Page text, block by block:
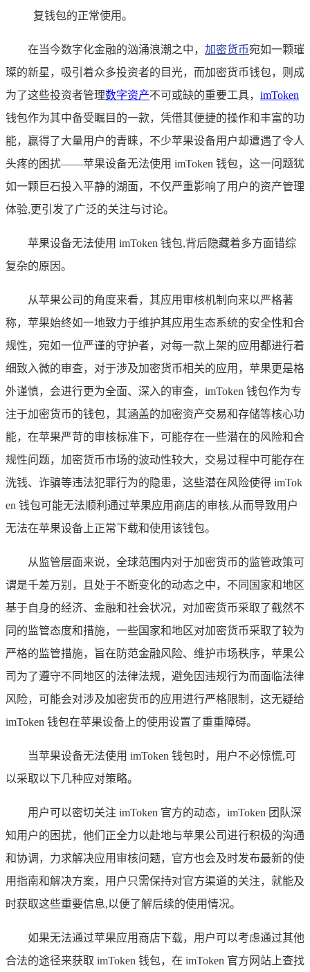
复钱包的正常使用。
在当今数字化金融的汹涌浪潮之中， 加密货币宛如一颗璀
璨的新星，吸引着众多投资者的目光，而加密货币钱包，则成
为了这些投资者管理数字资产不可或缺的重要工具， imToken
钱包作为其中备受瞩目的一款，凭借其便捷的操作和丰富的功
能，赢得了大量用户的青睐，不少苹果设备用户却遭遇了令人
头疼的困扰——苹果设备无法使用 imToken 钱包，这一问题犹
如一颗巨石投入平静的湖面，不仅严重影响了用户的资产管理
体验,更引发了广泛的关注与讨论。
苹果设备无法使用 imToken 钱包,背后隐藏着多方面错综
复杂的原因。
从苹果公司的角度来看，其应用审核机制向来以严格著
称，苹果始终如一地致力于维护其应用生态系统的安全性和合
规性，宛如一位严谨的守护者，对每一款上架的应用都进行着
细致入微的审查，对于涉及加密货币相关的应用，苹果更是格
外谨慎，会进行更为全面、深入的审查，imToken 钱包作为专
注于加密货币的钱包，其涵盖的加密资产交易和存储等核心功
能，在苹果严苛的审核标准下，可能存在一些潜在的风险和合
规性问题，加密货币市场的波动性较大，交易过程中可能存在
洗钱、诈骗等违法犯罪行为的隐患，这些潜在风险使得 imTok
en 钱包可能无法顺利通过苹果应用商店的审核,从而导致用户
无法在苹果设备上正常下载和使用该钱包。
从监管层面来说，全球范围内对于加密货币的监管政策可
谓是千差万别，且处于不断变化的动态之中，不同国家和地区
基于自身的经济、金融和社会状况，对加密货币采取了截然不
同的监管态度和措施，一些国家和地区对加密货币采取了较为
严格的监管措施，旨在防范金融风险、维护市场秩序，苹果公
司为了遵守不同地区的法律法规，避免因违规行为而面临法律
风险，可能会对涉及加密货币的应用进行严格限制，这无疑给
imToken 钱包在苹果设备上的使用设置了重重障碍。
当苹果设备无法使用 imToken 钱包时，用户不必惊慌,可
以采取以下几种应对策略。
用户可以密切关注 imToken 官方的动态，imToken 团队深
知用户的困扰，他们正全力以赴地与苹果公司进行积极的沟通
和协调，力求解决应用审核问题，官方也会及时发布最新的使
用指南和解决方案，用户只需保持对官方渠道的关注，就能及
时获取这些重要信息,以便了解后续的使用情况。
如果无法通过苹果应用商店下载，用户可以考虑通过其他
合法的途径来获取 imToken 钱包，在 imToken 官方网站上查找